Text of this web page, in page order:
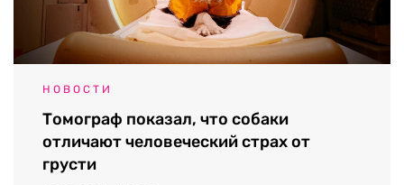
НОВОСТИ
Томограф показал, что собаки
отличают человеческий страх от
грусти